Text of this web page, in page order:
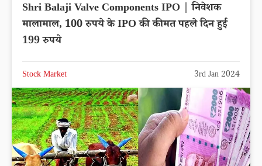
Shri Balaji Valve Components IPO | निवेशक
मालामाल, 100 रुपये के IPO की कीमत पहले दिन हुई
199 रुपये
Stock Market 3rd Jan 2024